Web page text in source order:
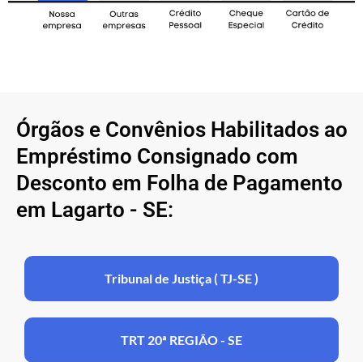
Órgãos e Convênios Habilitados ao
Empréstimo Consignado com
Desconto em Folha de Pagamento
em Lagarto - SE:
Tribunal de Justiça ( TJ-SE )
TRT 20ª REGIÃO - SE